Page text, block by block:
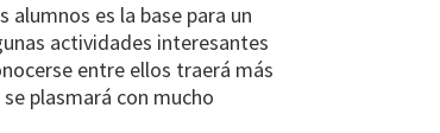
alumnos es la base para un
actividades interesantes
entre ellos traerá más
plasmará con mucho